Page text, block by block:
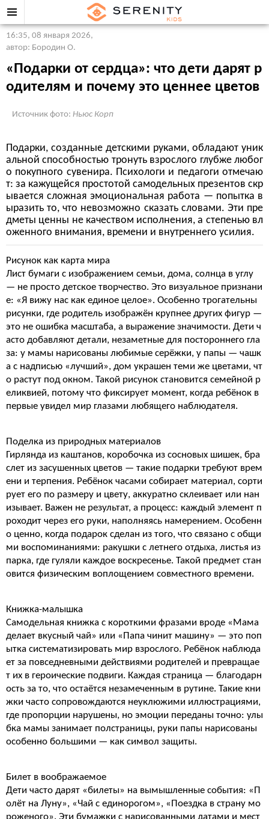
16:35, 08 января 2026,
автор: Бородин О.
«Подарки от сердца»: что дети дарят р
одителям и почему это ценнее цветов
Источник фото: Ньюс Корп
Подарки, созданные детскими руками, обладают уник
альной способностью тронуть взрослого глубже любог
о покупного сувенира. Психологи и педагоги отмечаю
т: за кажущейся простотой самодельных презентов скр
ывается сложная эмоциональная работа — попытка в
ыразить то, что невозможно сказать словами. Эти пре
дметы ценны не качеством исполнения, а степенью вл
оженного внимания, времени и внутреннего усилия.
Рисунок как карта мира
Лист бумаги с изображением семьи, дома, солнца в углу
— не просто детское творчество. Это визуальное признани
е: «Я вижу нас как единое целое». Особенно трогательны
рисунки, где родитель изображён крупнее других фигур —
это не ошибка масштаба, а выражение значимости. Дети ч
асто добавляют детали, незаметные для постороннего гла
за: у мамы нарисованы любимые серёжки, у папы — чашк
а с надписью «лучший», дом украшен теми же цветами, чт
о растут под окном. Такой рисунок становится семейной р
еликвией, потому что фиксирует момент, когда ребёнок в
первые увидел мир глазами любящего наблюдателя.
Поделка из природных материалов
Гирлянда из каштанов, коробочка из сосновых шишек, бра
слет из засушенных цветов — такие подарки требуют врем
ени и терпения. Ребёнок часами собирает материал, сорти
рует его по размеру и цвету, аккуратно склеивает или нан
изывает. Важен не результат, а процесс: каждый элемент п
роходит через его руки, наполняясь намерением. Особенн
о ценно, когда подарок сделан из того, что связано с общи
ми воспоминаниями: ракушки с летнего отдыха, листья из
парка, где гуляли каждое воскресенье. Такой предмет стан
овится физическим воплощением совместного времени.
Книжка-малышка
Самодельная книжка с короткими фразами вроде «Мама
делает вкусный чай» или «Папа чинит машину» — это поп
ытка систематизировать мир взрослого. Ребёнок наблюда
ет за повседневными действиями родителей и превращае
т их в героические подвиги. Каждая страница — благодарн
ость за то, что остаётся незамеченным в рутине. Такие кни
жки часто сопровождаются неуклюжими иллюстрациями,
где пропорции нарушены, но эмоции переданы точно: улы
бка мамы занимает полстраницы, руки папы нарисованы
особенно большими — как символ защиты.
Билет в воображаемое
Дети часто дарят «билеты» на вымышленные события: «П
олёт на Луну», «Чай с единорогом», «Поездка в страну мо
роженого». Эти бумажки с нарисованными датами и мест